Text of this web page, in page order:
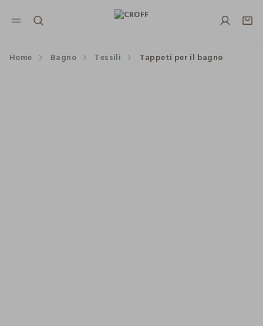
NAVIGATION.ARIA.GOTOMAINCONTENT
Home Bagno Tessili Tappeti per il bagno